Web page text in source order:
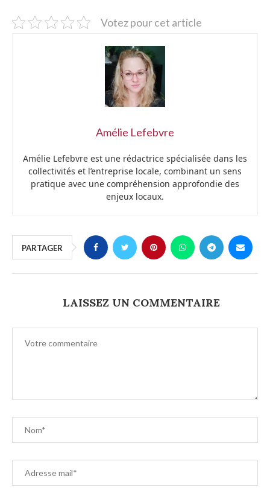
Votez pour cet article
Amélie Lefebvre
Amélie Lefebvre est une rédactrice spécialisée dans les
collectivités et l’entreprise locale, combinant un sens
pratique avec une compréhension approfondie des
enjeux locaux.
PARTAGER
LAISSEZ UN COMMENTAIRE